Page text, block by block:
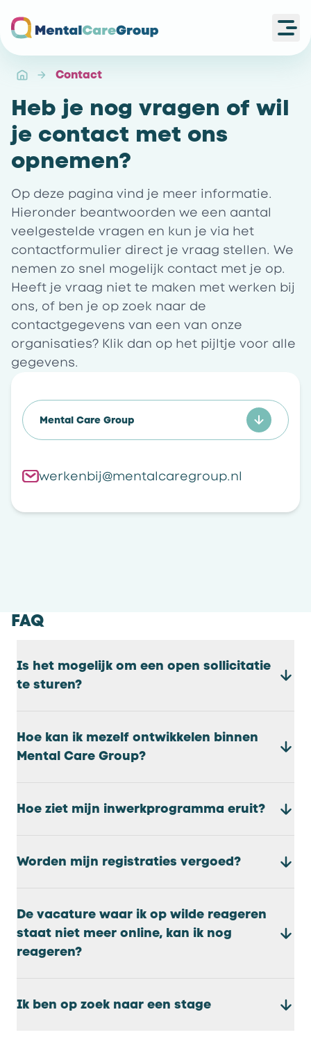
Contact
Heb je nog vragen of wil
je contact met ons
opnemen?
Op deze pagina vind je meer informatie.
Hieronder beantwoorden we een aantal
veelgestelde vragen en kun je via het
contactformulier direct je vraag stellen. We
nemen zo snel mogelijk contact met je op.
Heeft je vraag niet te maken met werken bij
ons, of ben je op zoek naar de
contactgegevens van een van onze
organisaties? Klik dan op het pijltje voor alle
gegevens.
Mental Care Group
werkenbij@mentalcaregroup.nl
FAQ
Is het mogelijk om een open sollicitatie
te sturen?
Hoe kan ik mezelf ontwikkelen binnen
Mental Care Group?
Hoe ziet mijn inwerkprogramma eruit?
Worden mijn registraties vergoed?
De vacature waar ik op wilde reageren
staat niet meer online, kan ik nog
reageren?
Ik ben op zoek naar een stage